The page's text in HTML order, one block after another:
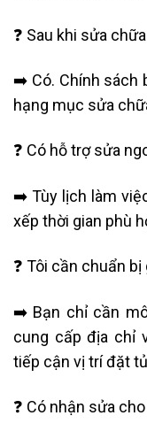
❓ Sau khi sửa
➡️ Có. Chính sách
hạng mục sửa
❓ Có hỗ trợ sửa
➡️ Tùy lịch làm
xếp thời gian phù
❓ Tôi cần chuẩn
➡️ Bạn chỉ cần
cung cấp địa chỉ
tiếp cận vị trí đặt
❓ Có nhận sửa